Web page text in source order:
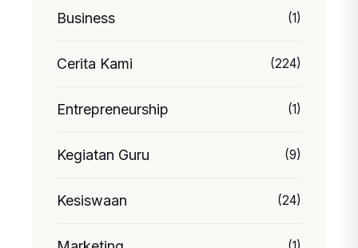
Business (1)
Cerita Kami (224)
Entrepreneurship (1)
Kegiatan Guru (9)
Kesiswaan (24)